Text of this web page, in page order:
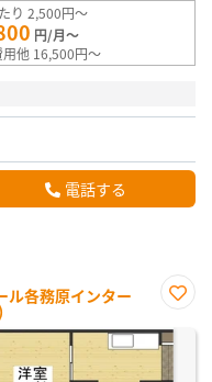
り 2,500円～
円/月～
他 16,500円～
電話する
ル各務原インター
に入
り登
録